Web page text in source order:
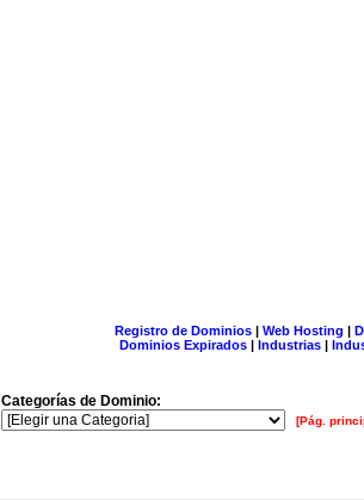
Registro de Dominios| Web Hosting |
Dominios Expirados | Industrias |
Categorías de Dominio:
[Pág.